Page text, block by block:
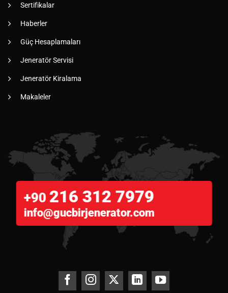
Sertifikalar
Haberler
Güç Hesaplamaları
Jeneratör Servisi
Jeneratör Kiralama
Makaleler
+90 216 312 7979
info@gucbirjenerator.com